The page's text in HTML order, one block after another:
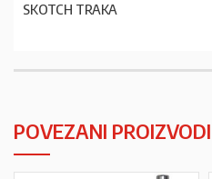
SKOTCH TRAKA
POVEZANI PROIZVODI